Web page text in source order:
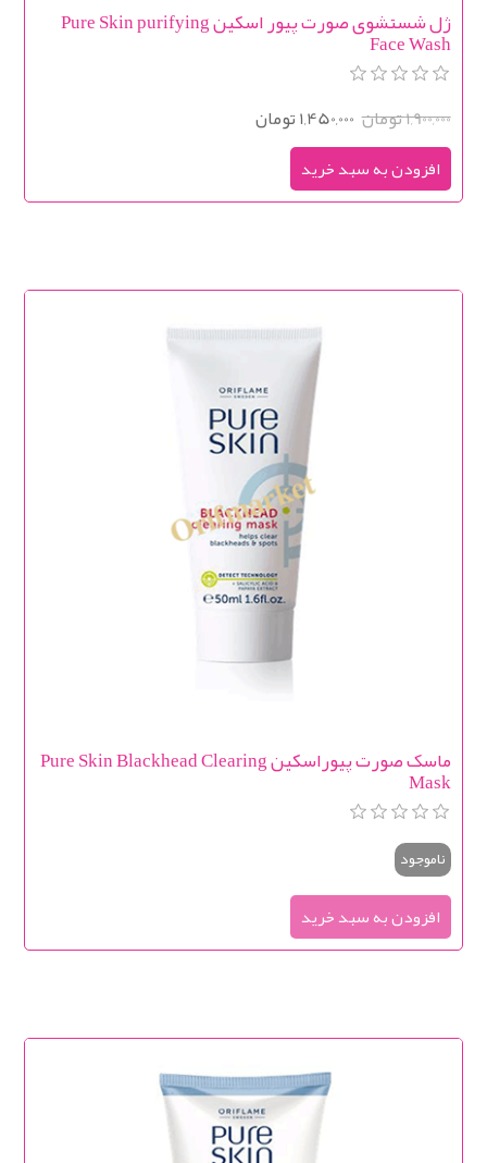
ژل شستشوی صورت پیور اسکین Pure Skin purifying
Face Wash
1,900,000 تومان 1,450,000 تومان
ماسک صورت پیوراسکین Pure Skin Blackhead Clearing
Mask
ناموجود